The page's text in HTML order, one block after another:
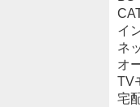
イ
ネ
オ
TV
宅